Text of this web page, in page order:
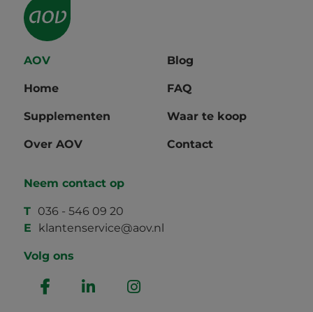
AOV
Home
Supplementen
Over AOV
Blog
FAQ
Waar te koop
Contact
Neem contact op
T 036 - 546 09 20
E
klantenservice@aov.nl
Volg ons